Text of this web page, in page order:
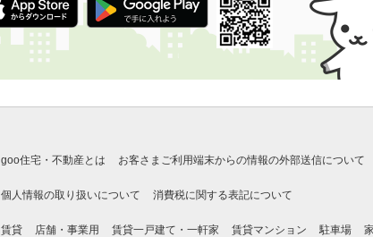
goo住宅・不動産とは お客さまご利用端末からの情報の外部送信について
個人情報の取り扱いについて 消費税に関する表記について
賃貸 店舗・事業用 賃貸一戸建て・一軒家 賃貸マンション 駐車場